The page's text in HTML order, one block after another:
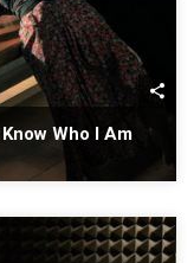
Who I Am